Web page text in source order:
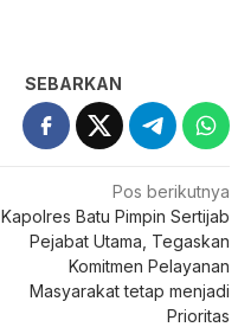
SEBARKAN
Pos berikutnya
Kapolres Batu Pimpin Sertijab
Pejabat Utama, Tegaskan
Komitmen Pelayanan
Masyarakat tetap menjadi
Prioritas